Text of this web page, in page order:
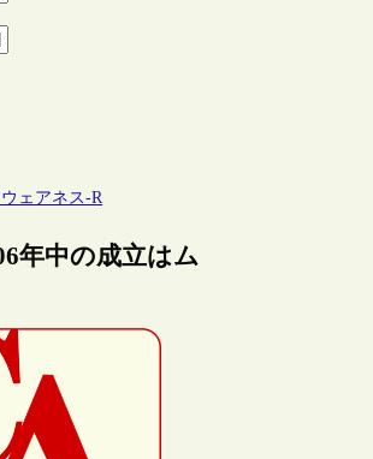
ェアネス-R
年中の成立はム